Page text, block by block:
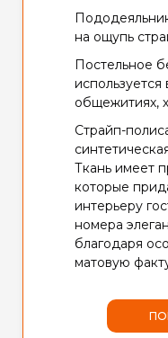
на ощупь
Постельное
используется
общежитиях,
Страйп-
Ткань имеет
которые
интерьеру
номера
благодаря
матовую